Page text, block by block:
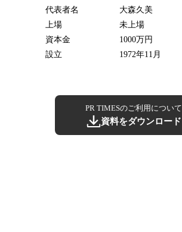
代表者名
大森久美
上場
未上場
資本金
1000万円
設立
1972年11月
PR TIMESのご利用について
資料をダウンロード